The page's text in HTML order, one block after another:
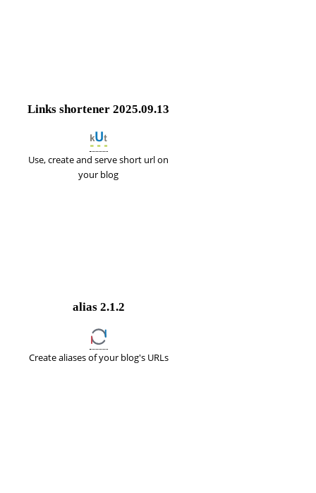
Links shortener 2025.09.13
Use, create and serve short url on
your blog
alias2.1.2
Create aliases of your blog's URLs